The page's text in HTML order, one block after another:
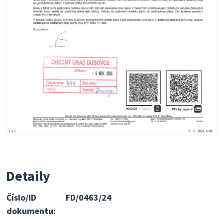
Detaily
Číslo/ID
dokumentu:
FD/0463/24